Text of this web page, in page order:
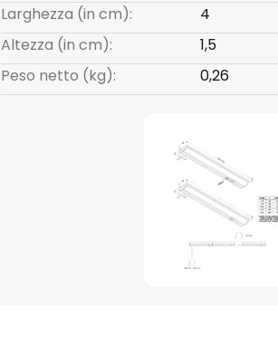
Larghezza (in cm):
4
Altezza (in cm):
1,5
Peso netto (kg):
0,26